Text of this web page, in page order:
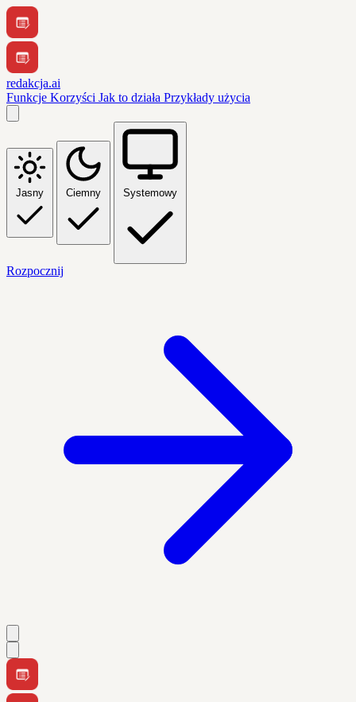
redakcja.ai
Funkcje Korzyści Jak to działa Przykłady użycia
Jasny Ciemny Systemowy
Rozpocznij